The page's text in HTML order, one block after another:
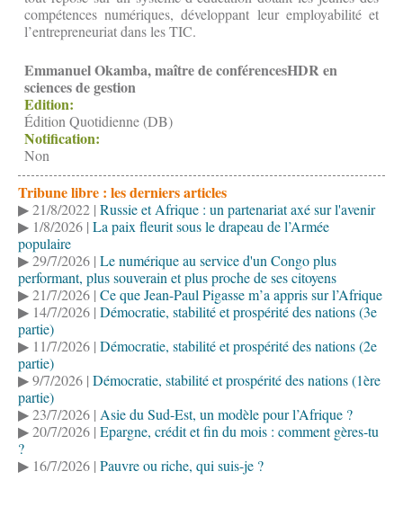
compétences numériques, développant leur employabilité et
l’entrepreneuriat dans les TIC.
Emmanuel Okamba, maître de conférencesHDR en
sciences de gestion
Edition:
Édition Quotidienne (DB)
Notification:
Non
Tribune libre : les derniers articles
▶ 21/8/2022 | Russie et Afrique : un partenariat axé sur l'avenir
▶ 1/8/2026 | La paix fleurit sous le drapeau de l’Armée
populaire
▶ 29/7/2026 | Le numérique au service d'un Congo plus
performant, plus souverain et plus proche de ses citoyens
▶ 21/7/2026 | Ce que Jean-Paul Pigasse m’a appris sur l’Afrique
▶ 14/7/2026 | Démocratie, stabilité et prospérité des nations (3e
partie)
▶ 11/7/2026 | Démocratie, stabilité et prospérité des nations (2e
partie)
▶ 9/7/2026 | Démocratie, stabilité et prospérité des nations (1ère
partie)
▶ 23/7/2026 | Asie du Sud-Est, un modèle pour l’Afrique ?
▶ 20/7/2026 | Epargne, crédit et fin du mois : comment gères-tu
?
▶ 16/7/2026 | Pauvre ou riche, qui suis-je ?